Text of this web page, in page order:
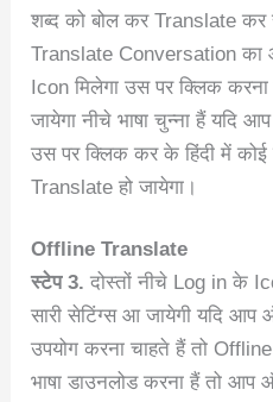
शब्द को बोल कर Translate
Translate Conversation का
Icon मिलेगा उस पर क्लिक
जायेगा नीचे भाषा चुन्ना हैं यदि
उस पर क्लिक कर के हिंदी में कोई
Translate हो जायेगा।
Offline Translate
स्टेप 3. दोस्तों नीचे Log in के
सारी सेटिंग्स आ जायेगी यदि
उपयोग करना चाहते हैं तो
भाषा डाउनलोड करना हैं तो